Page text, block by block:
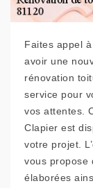
Faites appel
avoir une
rénovation
service pour
vos attentes.
Clapier est
votre projet.
vous propose
élaborées